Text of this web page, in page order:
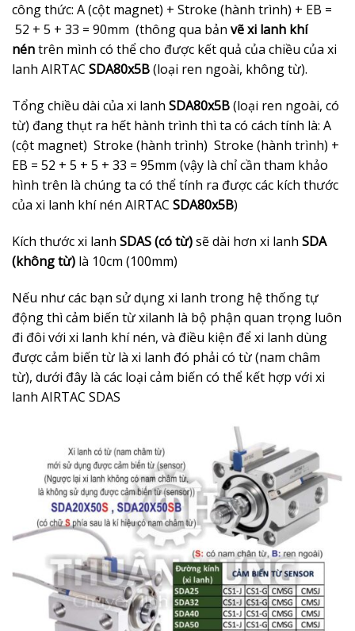
công thức: A (cột magnet) + Stroke (hành trình) + EB =
52 + 5 + 33 = 90mm (thông qua bản vẽ xi lanh khí
néntrên mình có thể cho được kết quả của chiều của xi
lanh AIRTAC SDA80x5B(loại ren ngoài, không từ).
Tổng chiều dài của xi lanh SDA80x5B(loại ren ngoài, có
từ) đang thụt ra hết hành trình thì ta có cách tính là: A
(cột magnet) Stroke (hành trình) Stroke (hành trình) +
EB = 52 + 5 + 5 + 33 = 95mm (vậy là chỉ cần tham khảo
hình trên là chúng ta có thể tính ra được các kích thước
của xi lanh khí nén AIRTAC SDA80x5B)
Kích thước xi lanh SDAS (có từ)sẽ dài hơn xi lanh SDA
(không từ) là 10cm (100mm)
Nếu như các bạn sử dụng xi lanh trong hệ thống tự
động thì cảm biến từ xilanh là bộ phận quan trọng luôn
đi đôi với xi lanh khí nén, và điều kiện để xi lanh dùng
được cảm biến từ là xi lanh đó phải có từ (nam châm
từ), dưới đây là các loại cảm biến có thể kết hợp với xi
lanh AIRTAC SDAS